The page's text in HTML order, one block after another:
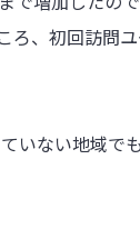
ろ、初回訪問
いない地域で